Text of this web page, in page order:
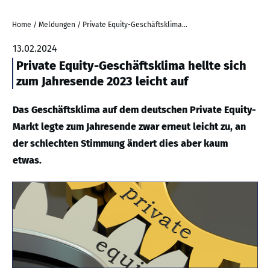
Home / Meldungen / Private Equity-Geschäftsklima hellte sich zum Jahresende 2023 leicht auf
13.02.2024
Private Equity-Geschäftsklima hellte sich
zum Jahresende 2023 leicht auf
Das Geschäftsklima auf dem deutschen Private Equity-
Markt legte zum Jahresende zwar erneut leicht zu, an
der schlechten Stimmung ändert dies aber kaum
etwas.